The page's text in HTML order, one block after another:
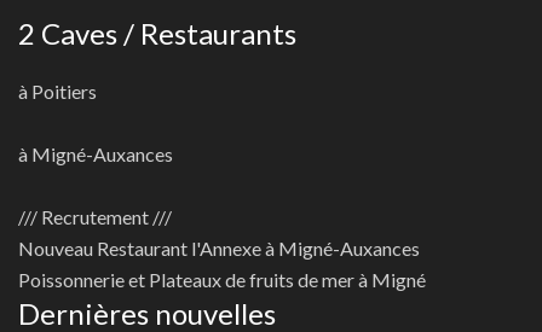
2 Caves / Restaurants
à Poitiers
à Migné-Auxances
/// Recrutement ///
Nouveau Restaurant l'Annexe à Migné-Auxances
Poissonnerie et Plateaux de fruits de mer à Migné
Dernières nouvelles